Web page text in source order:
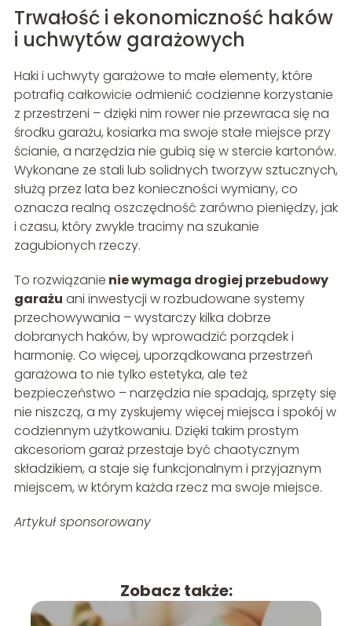
Trwałość i ekonomiczność haków
i uchwytów garażowych
Haki i uchwyty garażowe to małe elementy, które
potrafią całkowicie odmienić codzienne korzystanie
z przestrzeni – dzięki nim rower nie przewraca się na
środku garażu, kosiarka ma swoje stałe miejsce przy
ścianie, a narzędzia nie gubią się w stercie kartonów.
Wykonane ze stali lub solidnych tworzyw sztucznych,
służą przez lata bez konieczności wymiany, co
oznacza realną oszczędność zarówno pieniędzy, jak
i czasu, który zwykle tracimy na szukanie
zagubionych rzeczy.
To rozwiązanie nie wymaga drogiej przebudowy
garażu ani inwestycji w rozbudowane systemy
przechowywania – wystarczy kilka dobrze
dobranych haków, by wprowadzić porządek i
harmonię. Co więcej, uporządkowana przestrzeń
garażowa to nie tylko estetyka, ale też
bezpieczeństwo – narzędzia nie spadają, sprzęty się
nie niszczą, a my zyskujemy więcej miejsca i spokój w
codziennym użytkowaniu. Dzięki takim prostym
akcesoriom garaż przestaje być chaotycznym
składzikiem, a staje się funkcjonalnym i przyjaznym
miejscem, w którym każda rzecz ma swoje miejsce.
Artykuł sponsorowany
Zobacz także: